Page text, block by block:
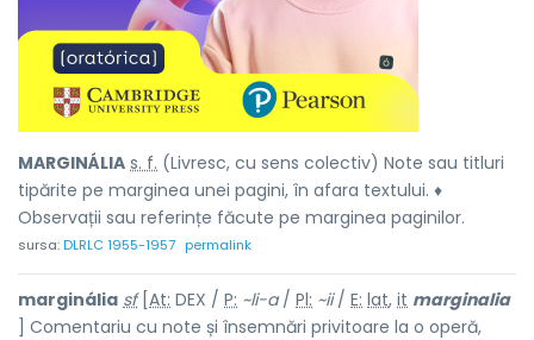
MARGINÁLIA s. f. (Livresc, cu sens colectiv) Note sau titluri
tipărite pe marginea unei pagini, în afara textului. ♦
Observații sau referințe făcute pe marginea paginilor.
sursa:DLRLC 1955-1957 permalink
marginália sf[ At: DEX / P: ~li-a/ Pl: ~ii/ E: lat, it marginalia
] Comentariu cu note și însemnări privitoare la o operă,